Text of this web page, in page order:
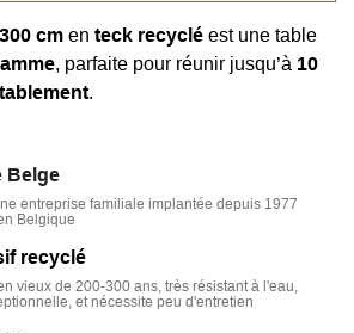
cm en teck recyclé est une table
, parfaite pour réunir jusqu’à 10
.
biseauté
une touche de
durable
en teckà l’esprit rustiqueet aux
Belge
entreprise familiale implantée depuis 1977
Belgique
recyclé
vieux de 200-300 ans, très résistant à l'eau,
et nécessite peu d'entretien